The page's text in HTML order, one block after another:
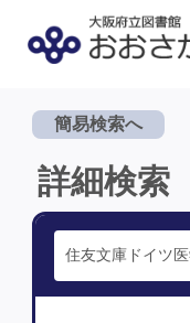
簡易検索へ
詳細検索